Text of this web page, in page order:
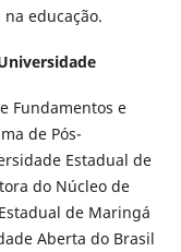
educação.
Fundamentos e
de Pós-
Estadual de
do Núcleo de
de Maringá
Aberta do Brasil